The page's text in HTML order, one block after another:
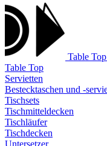
Table
Table Top
Servietten
Bestecktaschen und -
Tischsets
Tischmitteldecken
Tischläufer
Tischdecken